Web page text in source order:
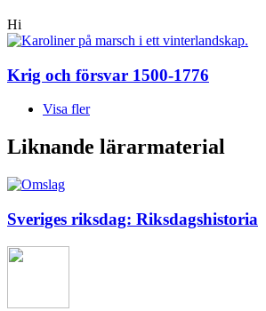
Hi
Krig och försvar 1500-1776
Visa fler
Liknande lärarmaterial
Sveriges riksdag: Riksdagshistoria